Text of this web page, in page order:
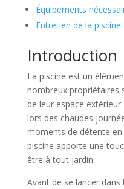
Équipements
Entretien de la piscine
Introduction
La piscine est un
nombreux propriétaires
de leur espace
lors des chaudes
moments de détente
piscine apporte une
être à tout jardin.
Avant de se lancer dans